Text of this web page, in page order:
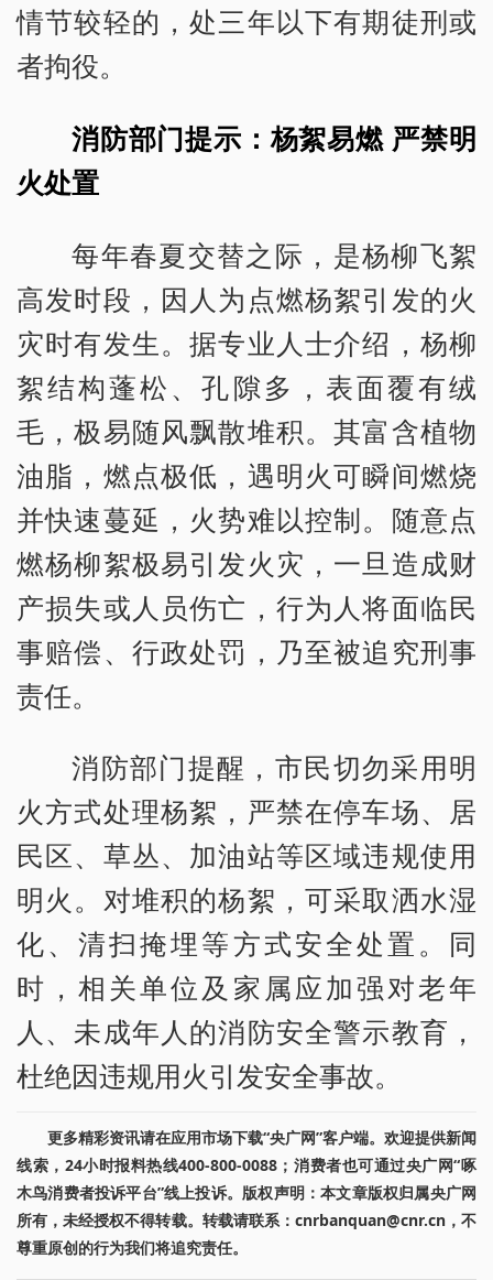
情节较轻的，处三年以下有期徒刑或
者拘役。
消防部门提示：杨絮易燃 严禁明
火处置
每年春夏交替之际，是杨柳飞絮
高发时段，因人为点燃杨絮引发的火
灾时有发生。据专业人士介绍，杨柳
絮结构蓬松、孔隙多，表面覆有绒
毛，极易随风飘散堆积。其富含植物
油脂，燃点极低，遇明火可瞬间燃烧
并快速蔓延，火势难以控制。随意点
燃杨柳絮极易引发火灾，一旦造成财
产损失或人员伤亡，行为人将面临民
事赔偿、行政处罚，乃至被追究刑事
责任。
消防部门提醒，市民切勿采用明
火方式处理杨絮，严禁在停车场、居
民区、草丛、加油站等区域违规使用
明火。对堆积的杨絮，可采取洒水湿
化、清扫掩埋等方式安全处置。同
时，相关单位及家属应加强对老年
人、未成年人的消防安全警示教育，
杜绝因违规用火引发安全事故。
更多精彩资讯请在应用市场下载“央广网”客户端。欢迎提供新闻
线索，24小时报料热线400-800-0088；消费者也可通过央广网“啄
木鸟消费者投诉平台”线上投诉。版权声明：本文章版权归属央广网
所有，未经授权不得转载。转载请联系：cnrbanquan@cnr.cn，不
尊重原创的行为我们将追究责任。